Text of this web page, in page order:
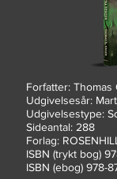
Forfatter: Thomas
Udgivelsesår:
Udgivelsestype:
Sideantal: 288
Forlag: ROSENHILL
ISBN (trykt bog)
ISBN (ebog) 978-